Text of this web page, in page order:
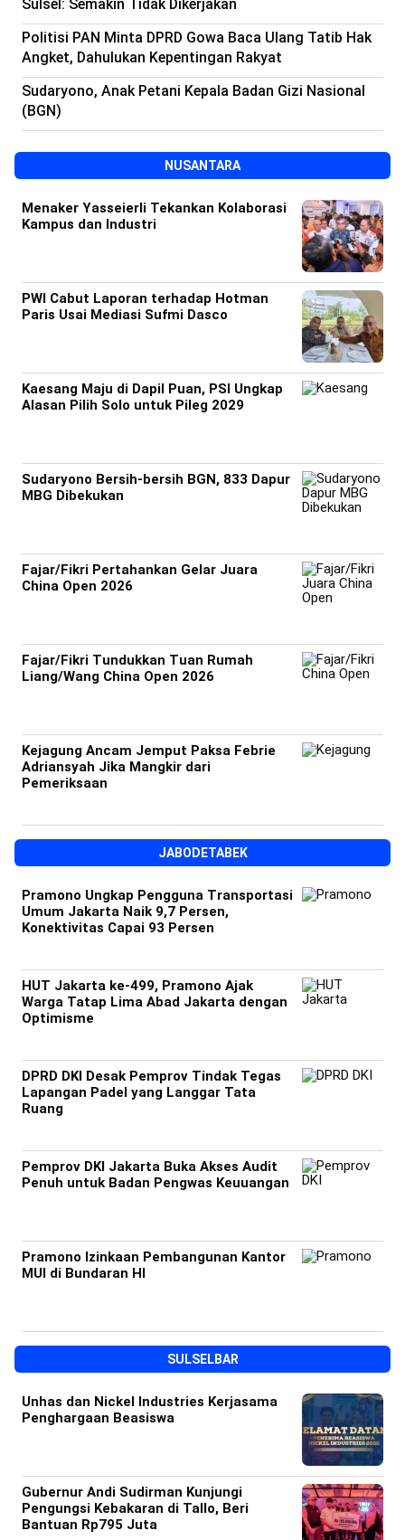
Sulsel: Semakin Tidak Dikerjakan
Politisi PAN Minta DPRD Gowa Baca Ulang Tatib Hak
Angket, Dahulukan Kepentingan Rakyat
Sudaryono, Anak Petani Kepala Badan Gizi Nasional
(BGN)
NUSANTARA
Menaker Yasseierli Tekankan Kolaborasi
Kampus dan Industri
PWI Cabut Laporan terhadap Hotman
Paris Usai Mediasi Sufmi Dasco
Kaesang Maju di Dapil Puan, PSI Ungkap
Alasan Pilih Solo untuk Pileg 2029
Sudaryono Bersih-bersih BGN, 833 Dapur
MBG Dibekukan
Fajar/Fikri Pertahankan Gelar Juara
China Open 2026
Fajar/Fikri Tundukkan Tuan Rumah
Liang/Wang China Open 2026
Kejagung Ancam Jemput Paksa Febrie
Adriansyah Jika Mangkir dari
Pemeriksaan
JABODETABEK
Pramono Ungkap Pengguna Transportasi
Umum Jakarta Naik 9,7 Persen,
Konektivitas Capai 93 Persen
HUT Jakarta ke-499, Pramono Ajak
Warga Tatap Lima Abad Jakarta dengan
Optimisme
DPRD DKI Desak Pemprov Tindak Tegas
Lapangan Padel yang Langgar Tata
Ruang
Pemprov DKI Jakarta Buka Akses Audit
Penuh untuk Badan Pengwas Keuuangan
Pramono Izinkaan Pembangunan Kantor
MUI di Bundaran HI
SULSELBAR
Unhas dan Nickel Industries Kerjasama
Penghargaan Beasiswa
Gubernur Andi Sudirman Kunjungi
Pengungsi Kebakaran di Tallo, Beri
Bantuan Rp795 Juta